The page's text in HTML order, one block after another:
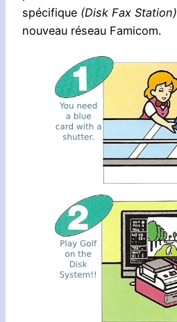
spécifique (Disk Fax Station)
nouveau réseau Famicom.